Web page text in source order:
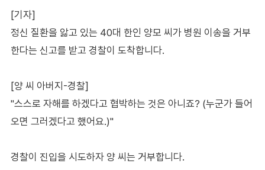
[기자]
정신 질환을 앓고 있는 40대 한인 양모 씨가 병원 이송을 거부
한다는 신고를 받고 경찰이 도착합니다.
[양 씨 아버지-경찰]
"스스로 자해를 하겠다고 협박하는 것은 아니죠? (누군가 들어
오면 그러겠다고 했어요.)"
경찰이 진입을 시도하자 양 씨는 거부합니다.